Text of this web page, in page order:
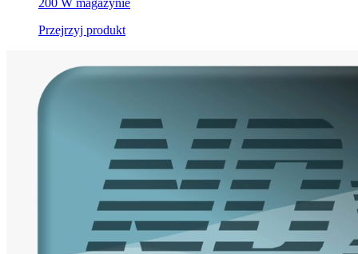
200 W magazynie
Przejrzyj produkt